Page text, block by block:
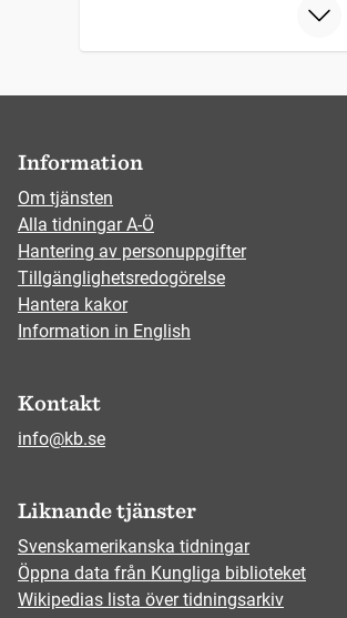
Information
Om tjänsten
Alla tidningar A-Ö
Hantering av personuppgifter
Tillgänglighetsredogörelse
Hantera kakor
Information in English
Kontakt
info@kb.se
Liknande tjänster
Svenskamerikanska tidningar
Öppna data från Kungliga biblioteket
Wikipedias lista över tidningsarkiv